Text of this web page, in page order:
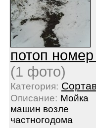
потоп
(1 фото)
Категория:
Описание: Мойка
машин возле
частногодома